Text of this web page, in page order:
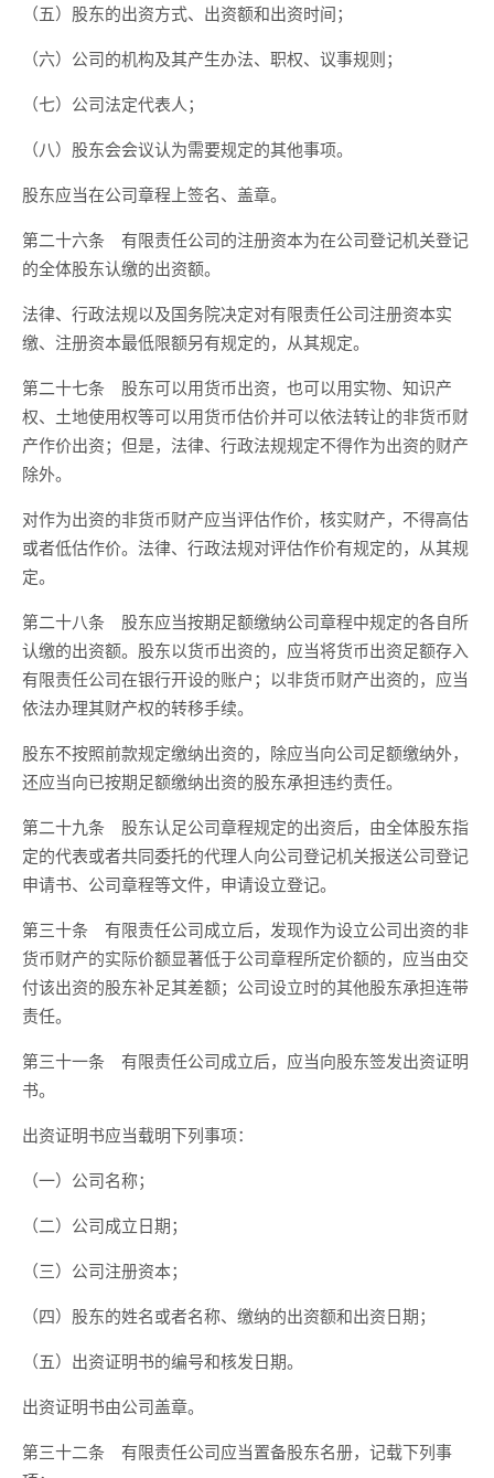
（五）股东的出资方式、出资额和出资时间；
（六）公司的机构及其产生办法、职权、议事规则；
（七）公司法定代表人；
（八）股东会会议认为需要规定的其他事项。
股东应当在公司章程上签名、盖章。
第二十六条 有限责任公司的注册资本为在公司登记机关登记
的全体股东认缴的出资额。
法律、行政法规以及国务院决定对有限责任公司注册资本实
缴、注册资本最低限额另有规定的，从其规定。
第二十七条 股东可以用货币出资，也可以用实物、知识产
权、土地使用权等可以用货币估价并可以依法转让的非货币财
产作价出资；但是，法律、行政法规规定不得作为出资的财产
除外。
对作为出资的非货币财产应当评估作价，核实财产，不得高估
或者低估作价。法律、行政法规对评估作价有规定的，从其规
定。
第二十八条 股东应当按期足额缴纳公司章程中规定的各自所
认缴的出资额。股东以货币出资的，应当将货币出资足额存入
有限责任公司在银行开设的账户；以非货币财产出资的，应当
依法办理其财产权的转移手续。
股东不按照前款规定缴纳出资的，除应当向公司足额缴纳外，
还应当向已按期足额缴纳出资的股东承担违约责任。
第二十九条 股东认足公司章程规定的出资后，由全体股东指
定的代表或者共同委托的代理人向公司登记机关报送公司登记
申请书、公司章程等文件，申请设立登记。
第三十条 有限责任公司成立后，发现作为设立公司出资的非
货币财产的实际价额显著低于公司章程所定价额的，应当由交
付该出资的股东补足其差额；公司设立时的其他股东承担连带
责任。
第三十一条 有限责任公司成立后，应当向股东签发出资证明
书。
出资证明书应当载明下列事项：
（一）公司名称；
（二）公司成立日期；
（三）公司注册资本；
（四）股东的姓名或者名称、缴纳的出资额和出资日期；
（五）出资证明书的编号和核发日期。
出资证明书由公司盖章。
第三十二条 有限责任公司应当置备股东名册，记载下列事